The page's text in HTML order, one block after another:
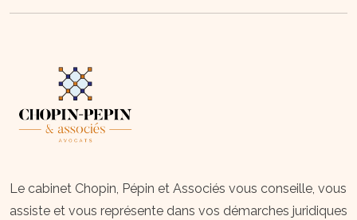
Le cabinet Chopin, Pépin et Associés vous conseille, vous
assiste et vous représente dans vos démarches juridiques